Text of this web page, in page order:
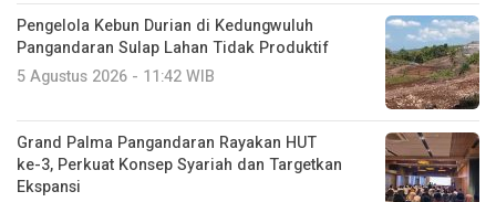
Pengelola Kebun Durian di Kedungwuluh
Pangandaran Sulap Lahan Tidak Produktif ‎
5 Agustus 2026 - 11:42 WIB
Grand Palma Pangandaran Rayakan HUT
ke-3, Perkuat Konsep Syariah dan Targetkan
Ekspansi